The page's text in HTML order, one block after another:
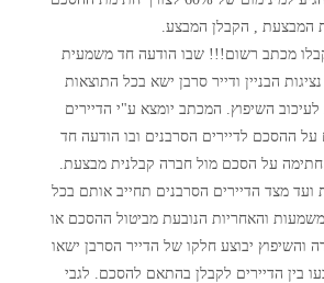
המבצעת , הקבלן המבצע.
מכתב רשום!!! שבו הודעה חד משמעית
הבניין ודייר סרבן ישא בכל התוצאות
השיפוץ. המכתב יומצא ע"י הדיירים
ההסכם לדיירים הסרבנים ובו הודעה חד
על הסכם מול חברה קבלנית מבצעת.
ועד מצד הדיירים הסרבנים תחייב אותם בכל
והאחריות הנובעת מביטול ההסכם או
והשיפוץ יבוצע חלקו של הדייר הסרבן ישאו
בין הדיירים לקבלן בהתאם להסכם. לגבי